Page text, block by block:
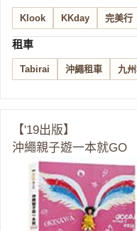
Klook KKday 完美行
租車
Tabirai 沖繩租車 九
【'19出版】
沖繩親子遊一本就GO